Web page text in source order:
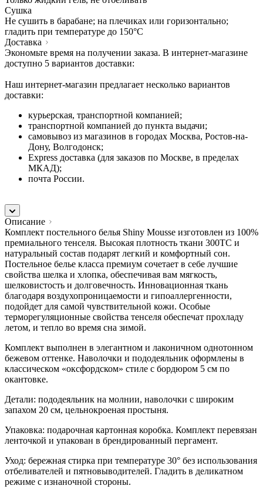
Сушка
Не сушить в барабане; на плечиках или горизонтально;
гладить при температуре до 150°C
Доставка
Экономьте время на получении заказа. В интернет-магазине
доступно 5 вариантов доставки:
Наш интернет-магазин предлагает несколько вариантов
доставки:
курьерская, транспортной компанией;
транспортной компанией до пункта выдачи;
самовывоз из магазинов в городах Москва, Ростов-на-
Дону, Волгодонск;
Express доставка (для заказов по Москве, в пределах
МКАД);
почта России.
Описание
Комплект постельного белья Shiny Mousse изготовлен из 100%
премиального тенселя. Высокая плотность ткани 300TC и
натуральный состав подарят легкий и комфортный сон.
Постельное белье класса премиум сочетает в себе лучшие
свойства шелка и хлопка, обеспечивая вам мягкость,
шелковистость и долговечность. Инновационная ткань
благодаря воздухопроницаемости и гипоаллергенности,
подойдет для самой чувствительной кожи. Особые
терморегуляционные свойства тенселя обеспечат прохладу
летом, и тепло во время сна зимой.
Комплект выполнен в элегантном и лаконичном однотонном
бежевом оттенке. Наволочки и пододеяльник оформлены в
классическом «оксфордском» стиле с бордюром 5 см по
окантовке.
Детали: пододеяльник на молнии, наволочки с широким
запахом 20 см, цельнокроеная простыня.
Упаковка: подарочная картонная коробка. Комплект перевязан
ленточкой и упакован в брендированный пергамент.
Уход: бережная стирка при температуре 30° без использования
отбеливателей и пятновыводителей. Гладить в деликатном
режиме с изнаночной стороны.